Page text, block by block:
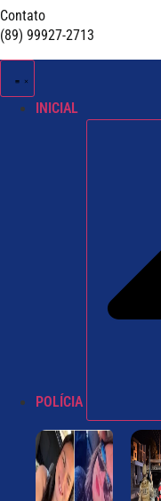
Contato
(89) 99927-2713
INICIAL
POLÍCIA